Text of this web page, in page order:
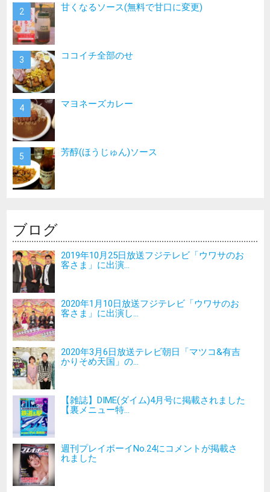
甘くなるソース(無料で甘口に変更)
ココイチ全部のせ
マヨネーズカレー
芳醇(ほうじゅん)ソース
ブログ
2019年10月25日放送フジテレビ「ウワサのお
客さま」に出演...
2020年1月10日放送フジテレビ「ウワサのお
客さま」に出演し...
2020年3月6日放送テレビ朝日「マツコ&有吉
かりそめ天国」の...
【雑誌】DIME(ダイム)4月号に掲載されました
【裏メニュー特...
週刊プレイボーイNo.24にコメントが掲載さ
れました